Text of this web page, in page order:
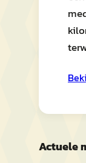
Actuele